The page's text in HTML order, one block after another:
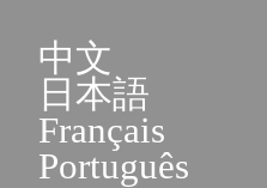
中文
日本語
Français
Português